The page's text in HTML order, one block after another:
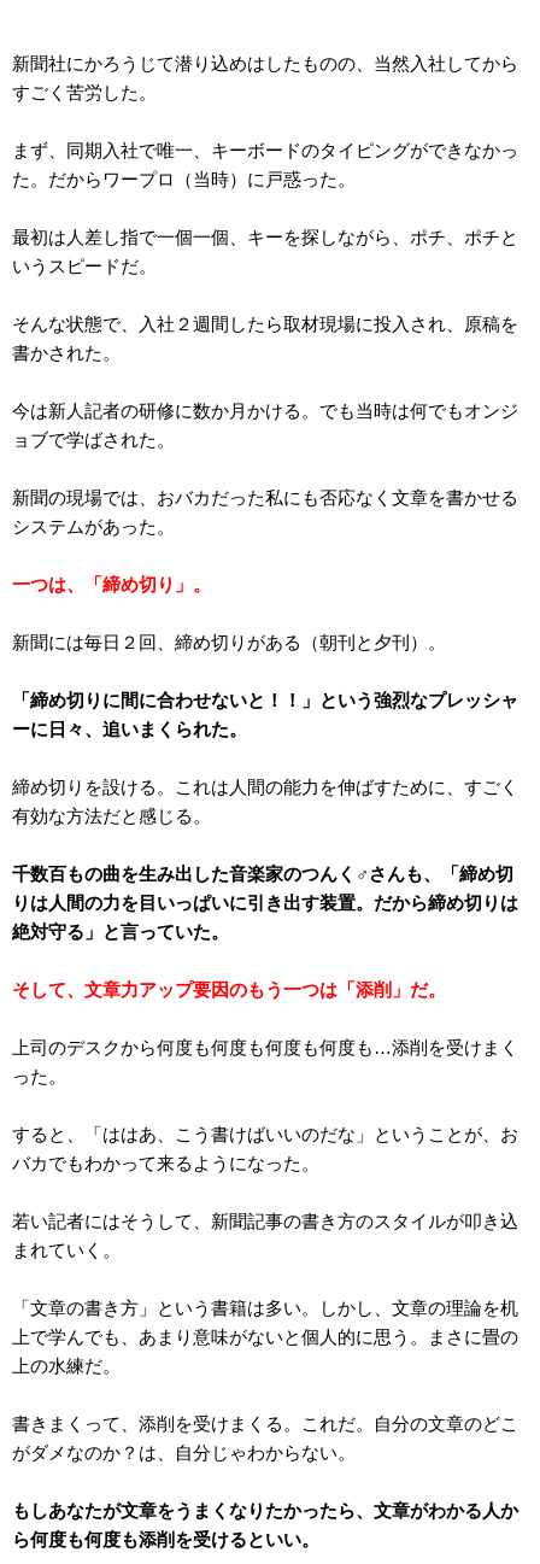
新聞社にかろうじて潜り込めはしたものの、当然入社してから
すごく苦労した。
まず、同期入社で唯一、キーボードのタイピングができなかっ
た。だからワープロ（当時）に戸惑った。
最初は人差し指で一個一個、キーを探しながら、ポチ、ポチと
いうスピードだ。
そんな状態で、入社２週間したら取材現場に投入され、原稿を
書かされた。
今は新人記者の研修に数か月かける。でも当時は何でもオンジ
ョブで学ばされた。
新聞の現場では、おバカだった私にも否応なく文章を書かせる
システムがあった。
一つは、「締め切り」。
新聞には毎日２回、締め切りがある（朝刊と夕刊）。
「締め切りに間に合わせないと！！」という強烈なプレッシャ
ーに日々、追いまくられた。
締め切りを設ける。これは人間の能力を伸ばすために、すごく
有効な方法だと感じる。
千数百もの曲を生み出した音楽家のつんく♂さんも、「締め切
りは人間の力を目いっぱいに引き出す装置。だから締め切りは
絶対守る」と言っていた。
そして、文章力アップ要因のもう一つは「添削」だ。
上司のデスクから何度も何度も何度も何度も…添削を受けまく
った。
すると、「ははあ、こう書けばいいのだな」ということが、お
バカでもわかって来るようになった。
若い記者にはそうして、新聞記事の書き方のスタイルが叩き込
まれていく。
「文章の書き方」という書籍は多い。しかし、文章の理論を机
上で学んでも、あまり意味がないと個人的に思う。まさに畳の
上の水練だ。
書きまくって、添削を受けまくる。これだ。自分の文章のどこ
がダメなのか？は、自分じゃわからない。
もしあなたが文章をうまくなりたかったら、文章がわかる人か
ら何度も何度も添削を受けるといい。